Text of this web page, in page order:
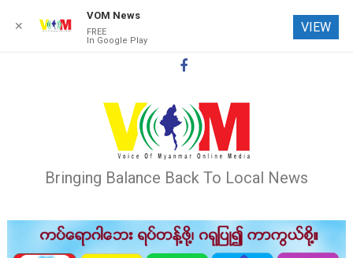
Bringing Balance Back To Local News
✕
VOM News
FREE
In Google Play
VIEW